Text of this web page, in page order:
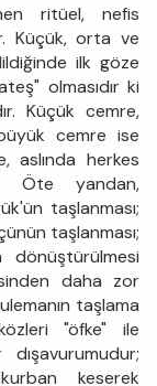
ritüel, nefis
Küçük, orta ve
ilk göze
olmasıdır ki
Küçük cemre,
cemre ise
aslında herkes
Öte yandan,
taşlanması;
taşlanması;
daha zor
taşlama
közleri "öfke" ile
keserek